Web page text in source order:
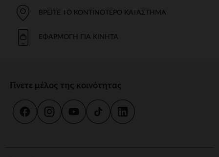
ΒΡΕΊΤΕ ΤΟ ΚΟΝΤΙΝΌΤΕΡΟ ΚΑΤΆΣΤΗΜΑ
ΕΦΑΡΜΟΓΉ ΓΙΑ ΚΙΝΗΤΆ
Γίνετε μέλος της κοινότητας